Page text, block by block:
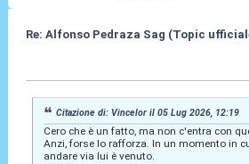
Re: Alfonso Pedraza Sag (Topic
Citazione di: Vincelor il 05 Lug 2026, 12:19
Cero che è un fatto, ma non c'entra con
Anzi, forse lo rafforza. In un momento in
andare via lui è venuto.